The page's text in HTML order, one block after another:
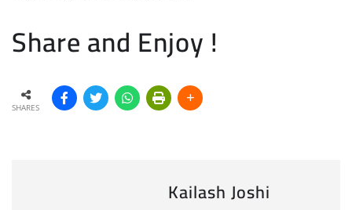
Share and Enjoy !
SHARES
Kailash Joshi